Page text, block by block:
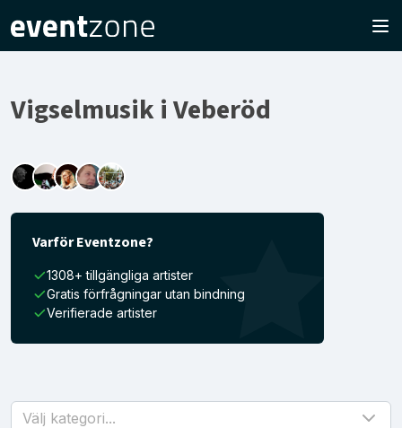
Vigselmusik i Veberöd
Varför Eventzone?
1308+ tillgängliga artister
Gratis förfrågningar utan bindning
Verifierade artister
Välj kategori...